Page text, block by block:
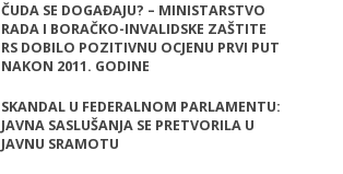
ČUDA SE DOGAĐAJU? – MINISTARSTVO
RADA I BORAČKO-INVALIDSKE ZAŠTITE
RS DOBILO POZITIVNU OCJENU PRVI PUT
NAKON 2011. GODINE
SKANDAL U FEDERALNOM PARLAMENTU:
JAVNA SASLUŠANJA SE PRETVORILA U
JAVNU SRAMOTU